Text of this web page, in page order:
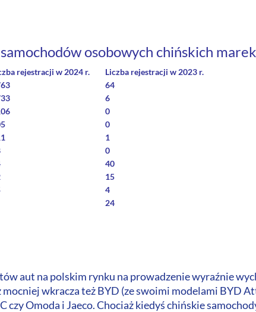
osobowych chińskich
rejestracji w 2024 r.
Liczba rejestracji w 2023 r.
64
6
0
0
1
0
40
15
4
24
aut na polskim rynku na prowadzenie wyraźnie
wkracza też BYD (ze swoimi modelami BYD
czy Omoda i Jaeco. Chociaż kiedyś chińskie